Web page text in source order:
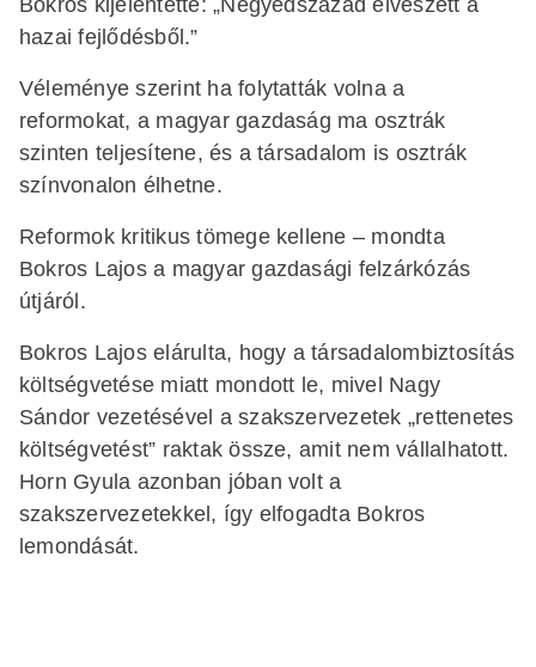
hazai fejlődésből.”
Véleménye szerint ha folytatták volna a
reformokat, a magyar gazdaság ma osztrák
szinten teljesítene, és a társadalom is osztrák
színvonalon élhetne.
Reformok kritikus tömege kellene – mondta
Bokros Lajos a magyar gazdasági felzárkózás
útjáról.
Bokros Lajos elárulta, hogy a társadalombiztosítás
költségvetése miatt mondott le, mivel Nagy
Sándor vezetésével a szakszervezetek „rettenetes
költségvetést” raktak össze, amit nem vállalhatott.
Horn Gyula azonban jóban volt a
szakszervezetekkel, így elfogadta Bokros
lemondását.